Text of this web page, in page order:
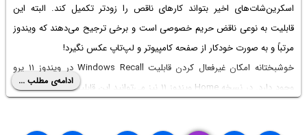
اسکرین‌شات‌های اخیر بتواند کارهای ناقص را زودتر تکمیل کند. البته این
قابلیت به نوعی ناقض حریم خصوصی است و برخی ترجیح می‌دهند که ویندوز
مرتباً‌ و به صورت خودکار از صفحه کامپیوتر و لپ‌تاپ عکس نگیرد!
خوشبختانه امکان غیرفعال کردن قابلیت Windows Recall در ویندوز ۱۱ پرو
وجود دارد. در نسخه Home ویندوز ۱۱ نیز می‌توانید این قابلیت را غیرفعال کنید.
ادامه‌ی مطلب ...